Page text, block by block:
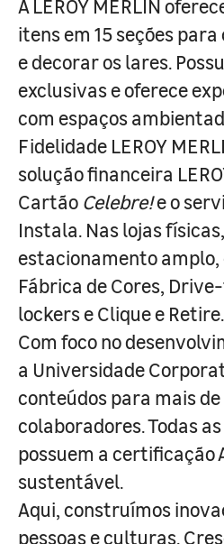
A LEROY MERLIN
itens em 15 seções
e decorar os lares.
exclusivas e oferece
com espaços
Fidelidade LEROY
solução financeira
Cartão Celebre!e o
Instala. Nas lojas
estacionamento
Fábrica de Cores,
lockers e Clique e Retire.
Com foco no
a Universidade
conteúdos para mais
colaboradores. Todas
possuem a certificação
sustentável.
Aqui, construímos
pessoas e culturas.